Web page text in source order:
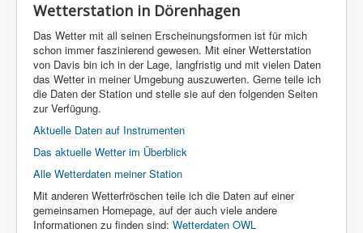
Balintgruppe
Supervision
Wetterstation in Dörenhagen
Datenschutz
Wetterstation in Dörenhagen
Das Wetter mit all seinen Erscheinungsformen ist für mich
schon immer faszinierend gewesen. Mit einer Wetterstation
von Davis bin ich in der Lage, langfristig und mit vielen Daten
das Wetter in meiner Umgebung auszuwerten. Gerne teile ich
die Daten der Station und stelle sie auf den folgenden Seiten
zur Verfügung.
Aktuelle Daten auf Instrumenten
Das aktuelle Wetter im Überblick
Alle Wetterdaten meiner Station
Mit anderen Wetterfröschen teile ich die Daten auf einer
gemeinsamen Homepage, auf der auch viele andere
Informationen zu finden sind: Wetterdaten OWL